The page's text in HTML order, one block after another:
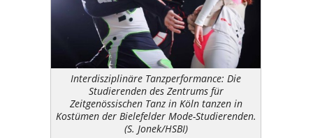
Interdisziplinäre Tanzperformance: Die
Studierenden des Zentrums für
Zeitgenössischen Tanz in Köln tanzen in
Kostümen der Bielefelder Mode-Studierenden.
(S. Jonek/HSBI)